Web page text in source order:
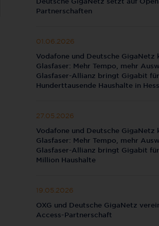
Partnerschaften
01.06.2026
Vodafone und Deutsche GigaNetz
Glasfaser: Mehr Tempo, mehr
Glasfaser-Allianz bringt Gigabit für
Hunderttausende Haushalte in
27.05.2026
Vodafone und Deutsche GigaNetz
Glasfaser: Mehr Tempo, mehr
Glasfaser-Allianz bringt Gigabit
Million Haushalte
19.05.2026
OXG und Deutsche GigaNetz
Access-Partnerschaft